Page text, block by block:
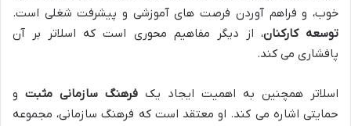
خوب، و فراهم آوردن فرصت های آموزشی و پیشرفت شغلی است.
توسعه کارکنان، از دیگر مفاهیم محوری است که اسلاتر بر آن
پافشاری می کند.
اسلاتر همچنین به اهمیت ایجاد یک فرهنگ سازمانی مثبت و
حمایتی اشاره می کند. او معتقد است که فرهنگ سازمانی، مجموعه